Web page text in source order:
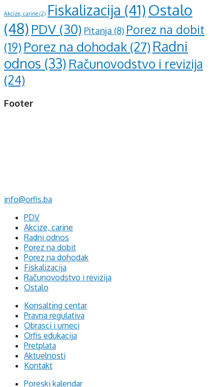
Akcize, carine (2) Fiskalizacija (41)Ostalo
(48) PDV (30) Pitanja (8) Porez na dobit
(19) Porez na dohodak (27)Radni
odnos (33) Računovodstvo i revizija
(24)
Footer
info@orfis.ba
PDV
Akcize, carine
Radni odnos
Porez na dobit
Porez na dohodak
Fiskalizacija
Računovodstvo i revizija
Ostalo
Konsalting centar
Pravna regulativa
Obrasci i urneci
Orfis edukacija
Pretplata
Aktuelnosti
Kontakt
Poreski kalendar